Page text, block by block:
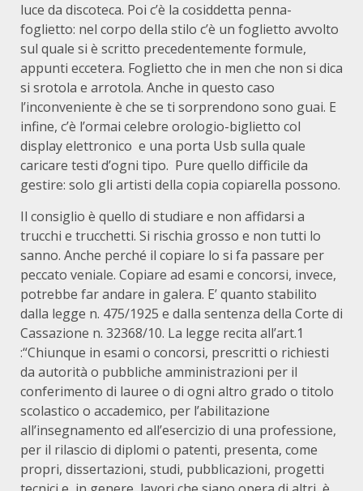
luce da discoteca. Poi c’è la cosiddetta penna-
foglietto: nel corpo della stilo c’è un foglietto avvolto
sul quale si è scritto precedentemente formule,
appunti eccetera. Foglietto che in men che non si dica
si srotola e arrotola. Anche in questo caso
l’inconveniente è che se ti sorprendono sono guai. E
infine, c’è l’ormai celebre orologio-biglietto col
display elettronico e una porta Usb sulla quale
caricare testi d’ogni tipo. Pure quello difficile da
gestire: solo gli artisti della copia copiarella possono.
Il consiglio è quello di studiare e non affidarsi a
trucchi e trucchetti. Si rischia grosso e non tutti lo
sanno. Anche perché il copiare lo si fa passare per
peccato veniale. Copiare ad esami e concorsi, invece,
potrebbe far andare in galera. E’ quanto stabilito
dalla legge n. 475/1925 e dalla sentenza della Corte di
Cassazione n. 32368/10. La legge recita all’art.1
:“Chiunque in esami o concorsi, prescritti o richiesti
da autorità o pubbliche amministrazioni per il
conferimento di lauree o di ogni altro grado o titolo
scolastico o accademico, per l’abilitazione
all’insegnamento ed all’esercizio di una professione,
per il rilascio di diplomi o patenti, presenta, come
propri, dissertazioni, studi, pubblicazioni, progetti